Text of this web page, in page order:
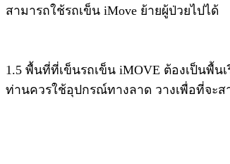
สามารถใช้รถเข็น iMove ย้ายผู้ป่วยไปได้
1.5 พื้นที่ที่เข็นรถเข็น iMOVE ต้องเป็นพื้น
ท่านควรใช้อุปกรณ์ทางลาด วางเพื่อที่จะส